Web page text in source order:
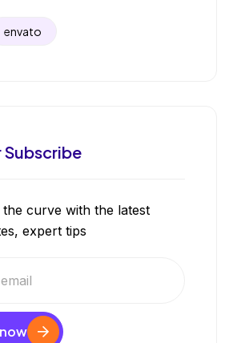
envato
curve with the latest
expert tips